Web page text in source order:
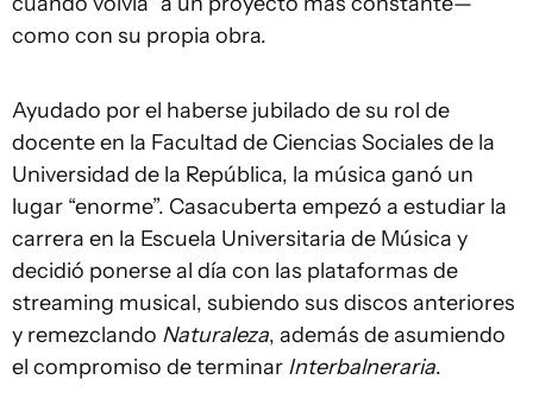
como con su propia obra.
Ayudado por el haberse jubilado de su rol de
docente en la Facultad de Ciencias Sociales de la
Universidad de la República, la música ganó un
lugar “enorme”. Casacuberta empezó a estudiar la
carrera en la Escuela Universitaria de Música y
decidió ponerse al día con las plataformas de
streaming musical, subiendo sus discos anteriores
y remezclando Naturaleza, además de asumiendo
el compromiso de terminar Interbalneraria.